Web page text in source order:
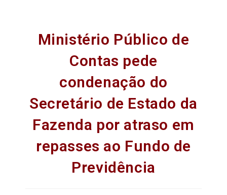
Ministério Público de
Contas pede
condenação do
Secretário de Estado da
Fazenda por atraso em
repasses ao Fundo de
Previdência